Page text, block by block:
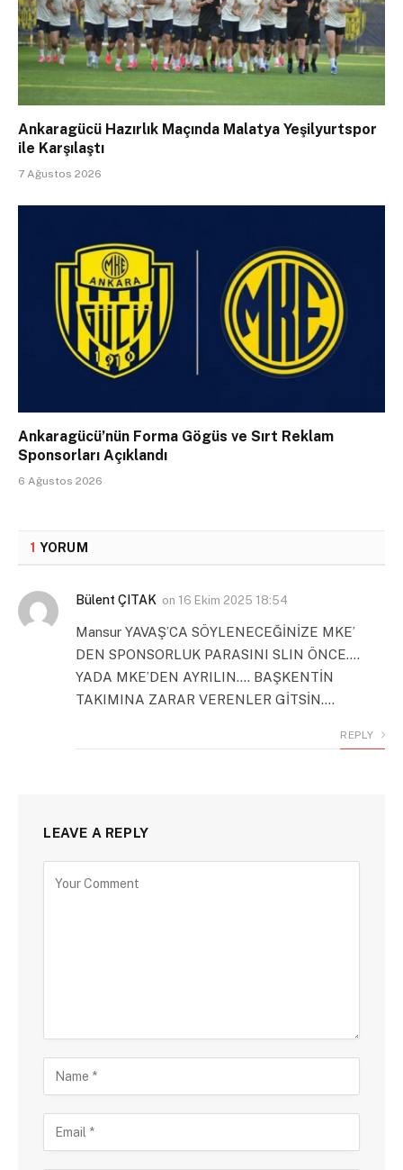
Ankaragücü Hazırlık Maçında Malatya Yeşilyurtspor
ile Karşılaştı
7 Ağustos 2026
Ankaragücü’nün Forma Gögüs ve Sırt Reklam
Sponsorları Açıklandı
6 Ağustos 2026
1 YORUM
Bülent ÇITAK on 16 Ekim 2025 18:54
Mansur YAVAŞ’CA SÖYLENECEĞİNİZE MKE’
DEN SPONSORLUK PARASINI SLIN ÖNCE….
YADA MKE’DEN AYRILIN…. BAŞKENTİN
TAKIMINA ZARAR VERENLER GİTSİN….
REPLY
LEAVE A REPLY